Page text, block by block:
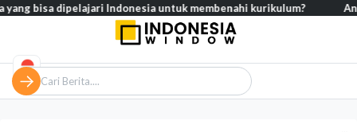
dipelajari Indonesia untuk membenahi kurikulum? Analisis –